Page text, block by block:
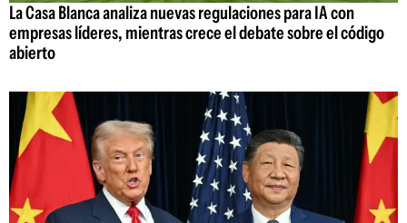
La Casa Blanca analiza nuevas regulaciones para IA con
empresas líderes, mientras crece el debate sobre el código
abierto